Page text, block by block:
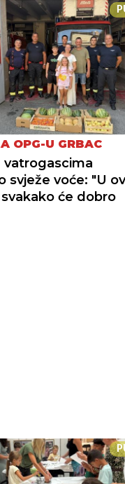
OPG-U GRBAC
vatrogascima
svježe voće: "U
će dobro